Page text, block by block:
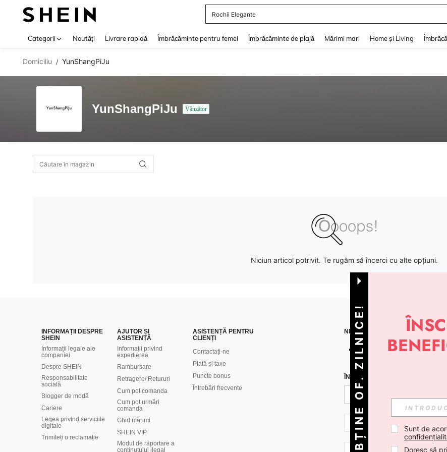
Rochii Elegante
Categorii Noutăți Livrare rapidă Îmbrăcăminte pentru femei Îmbrăcăminte de plajă Mărimi mari Home și Living
Domiciliu / YunShangPiJu
YunShangPiJu Vânzător
Niciun articol potrivit. Te rugăm să încerci cu alte opțiuni.
INFORMAȚII DESPRE
SHEIN
Informații legale ale
companiei
Despre SHEIN
Responsabilitate
socială
Blogger de modă
Cariere
Legea privind serviciile
digitale
Trimiteți o reclamație
AJUTOR ȘI
ASISTENȚĂ
Informații privind
expedierea
Rambursare
Retragere/ Retururi
Cum pot comanda
Cum pot urmări
comanda
Ghid mărimi
SHEIN VIP
Modul de raportare a
conținutului ilegal
ASISTENȚĂ PENTRU
CLIENȚI
Contactați-ne
Plată și taxe
Puncte bonus
Întrebări frecvente
NE GĂSEȘTI PE
ÎNREGISTREAZĂ-TE PENTRU A
RO + 40
OBȚINE OF. ZILNICE! Sunt de
Doresc să